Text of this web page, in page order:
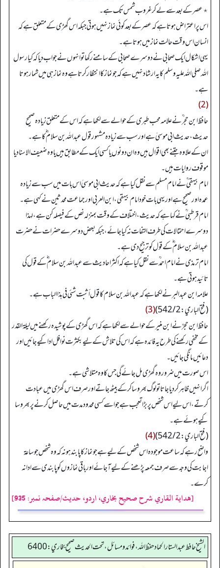
٭ عصر کے بعد سے لے کر غروب شمس تک ہے۔
اس پر اعتراض ہوتا ہے کہ عصر کے بعد کوئی نماز نہیں ہوتی جبکہ اس گھڑی کے متعلق ہے کہ
انسان اس وقت حالت نماز میں ہوتا ہے۔
یہی اشکال ایک صحابی نے دوسرے صحابی کے سامنے رکھا تو انہوں نے جواب دیا کہ کیا رسول
اللہ صلی اللہ علیہ وسلم کا یہ ارشاد نہیں ہے کہ جو نماز کا انتظار کرتا ہے وہ نماز ہی میں شمار ہوتا
ہے۔
(2)
حافظ ابن حجر ؒ نے علامہ محب طبری کے حوالے سے لکھا ہے کہ اس کے متعلق زیادہ صحیح
حدیث، حدیث ابی موسیٰ ہے اور سب سے زیادہ مشہور قول عبداللہ بن سلام ؓ کا ہے۔
ان کے علاوہ جتنے بھی اقوال ہیں وہ ان دونوں یا کسی ایک کے مطابق ہیں یا وہ ضعیف الاسناد یا
موقوف روایات ہیں۔
امام بیہقی ؒ نے امام مسلم سے نقل کیا ہے کہ حدیث ابی موسیٰ اس بات میں سب سے زیادہ
عمدہ اور صحیح ہے اور یہی بات خود امام بیہقی، ابن العربی اور جماعت محدثین نے کہی ہے۔
امام قرطبی ؒ نے کہا ہے کہ حدیث، اختلاف کے وقت بمنزلہ نص کے فیصلہ کن ہے، لہذا
دوسرے احتمالات کی طرف التفات نہ کیا جائے، جبکہ بعض دوسرے حضرات نے حضرت
عبداللہ بن سلام ؓ کے قول کو ترجیح دی ہے۔
امام ترمذی نے امام احمد ؒ سے نقل کیا ہے کہ اکثر احادیث سے عبداللہ بن سلام ؓ کے قول کی
تائید ہوتی ہے۔
علامہ ابن عبدالبر نے لکھا ہے کہ عبداللہ بن سلام کا قول أثبت شئي في هذا الباب ہے۔
(فتح الباري: 542/2)
(3)
حافظ ابن حجرؒ نے ابن منیر کے حوالے سے لکھا ہے کہ اس گھڑی کے پوشیدہ رکھنے میں لیلۃ القدر
کے مخفی رکھنے کی طرح یہ فائدہ ہے کہ اس کی تلاش کے لیے بکثرت نوافل ادا کیے جائیں اور
دعائیں مانگی جائیں۔
اس صورت میں ضرور وہ گھڑی مل جائے گی جس کا وہ متلاشی ہے۔
اگر انہیں ظاہر کر دیا جاتا تو لوگ بھروسا کر کے بیٹھ جاتے اور صرف اس گھڑی میں عبادت
کرتے، اس لیے اس شخص پر بڑا تعجب ہے جو اسے کسی محدود مدت میں حاصل کرنے پر بھروسا
کیے ہوئے ہے۔
(فتح الباري: 542/2)
(4)
واضح رہے کہ ساعت موجودہ اس شخص کے لیے ہے جو نماز کا پابند ہو نہ کہ وہ شخص جو ساعۃ
اجابت کی وجہ سے صرف جمعہ پڑھنے کے لیے آ جائے اور باقی نمازوں کو پابندی سے ادا نہ
کرے۔
[هداية القاري شرح صحيح بخاري، اردو، حدیث/صفحہ نمبر: 935]
الشيخ حافط عبدالستار الحماد حفظ الله، فوائد و مسائل، تحت الحديث صحيح بخاري:6400